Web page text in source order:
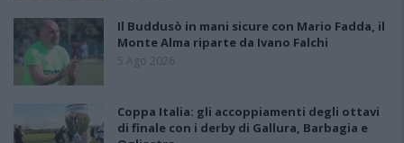
Il Buddusò in mani sicure con Mario Fadda, il
Monte Alma riparte da Ivano Falchi
5 Ago 2026
Coppa Italia: gli accoppiamenti degli ottavi
di finale con i derby di Gallura, Barbagia e